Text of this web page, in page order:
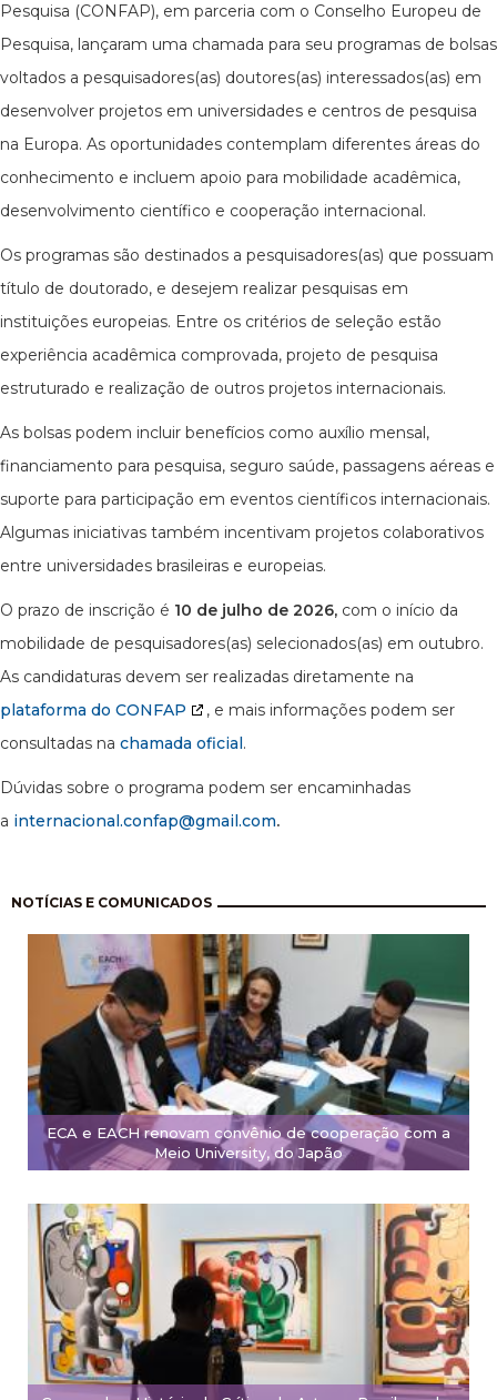
Pesquisa (CONFAP), em parceria com o Conselho Europeu de
Pesquisa, lançaram uma chamada para seu programas de bolsas
voltados a pesquisadores(as) doutores(as) interessados(as) em
desenvolver projetos em universidades e centros de pesquisa
na Europa. As oportunidades contemplam diferentes áreas do
conhecimento e incluem apoio para mobilidade acadêmica,
desenvolvimento científico e cooperação internacional.
Os programas são destinados a pesquisadores(as) que possuam
título de doutorado, e desejem realizar pesquisas em
instituições europeias. Entre os critérios de seleção estão
experiência acadêmica comprovada, projeto de pesquisa
estruturado e realização de outros projetos internacionais.
As bolsas podem incluir benefícios como auxílio mensal,
financiamento para pesquisa, seguro saúde, passagens aéreas e
suporte para participação em eventos científicos internacionais.
Algumas iniciativas também incentivam projetos colaborativos
entre universidades brasileiras e europeias.
O prazo de inscrição é 10 de julho de 2026, com o início da
mobilidade de pesquisadores(as) selecionados(as) em outubro.
As candidaturas devem ser realizadas diretamente na
plataforma do CONFAP
, e mais informações podem ser
consultadas na chamada oficial.
Dúvidas sobre o programa podem ser encaminhadas
a internacional.confap@gmail.com.
NOTÍCIAS E COMUNICADOS
ECA e EACH renovam convênio de cooperação com a
Meio University, do Japão
Paginação